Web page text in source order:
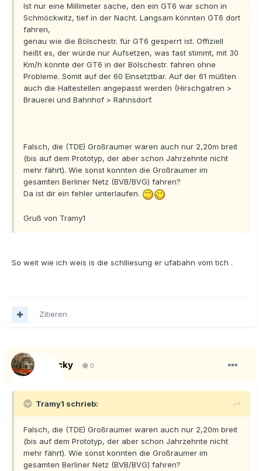
Ist nur eine Millimeter sache, den ein GT6 war schon in
Schmöckwitz, tief in der Nacht. Langsam könnten GT6 dort
fahren,
genau wie die Bölschestr. für GT6 gesperrt ist. Offiziell
heißt es, der würde nur Aufsetzen, was fast stimmt, mit 30
Km/h könnte der GT6 in der Bölschestr. fahren ohne
Probleme. Somit auf der 60 Einsetztbar. Auf der 61 müßten
auch die Haltestellen angepasst werden (Hirschgatren >
Brauerei und Bahnhof > Rahnsdorf.
Falsch, die (TDE) Großraumer waren auch nur 2,20m breit
(bis auf dem Prototyp, der aber schon Jahrzehnte nicht
mehr fährt). Wie sonst konnten die Großraumer im
gesamten Berliner Netz (BVB/BVG) fahren?
Da ist dir ein fehler unterlaufen.
Gruß von Tramy1
So weit wie ich weis is die schlliesung er ufabahn vom tich .
Zitieren
Blacky 0
Tramy1 schrieb:
Falsch, die (TDE) Großraumer waren auch nur 2,20m breit
(bis auf dem Prototyp, der aber schon Jahrzehnte nicht
mehr fährt). Wie sonst konnten die Großraumer im
gesamten Berliner Netz (BVB/BVG) fahren?